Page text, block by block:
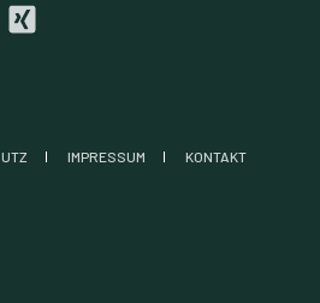
IMPRESSUM
KONTAKT